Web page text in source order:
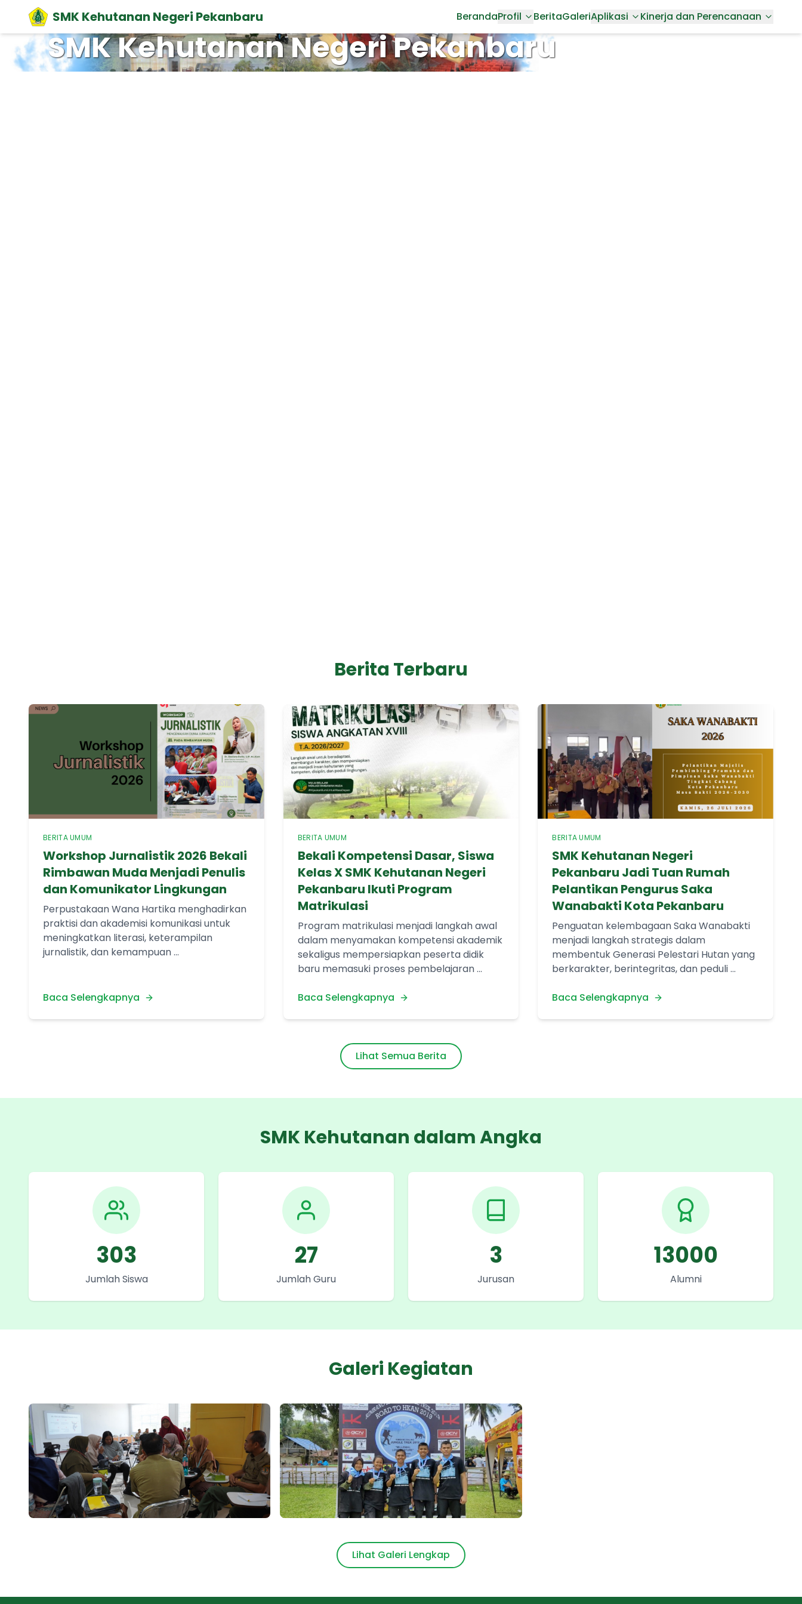
SMK Kehutanan Negeri Pekanbaru BerandaProfil BeritaGaleriAplikasi Kinerja dan Perencanaan
SMK Kehutanan Negeri Pekanbaru
Berita Terbaru
BERITA UMUM
Workshop Jurnalistik 2026 Bekali
Rimbawan Muda Menjadi Penulis
dan Komunikator Lingkungan
Perpustakaan Wana Hartika menghadirkan
praktisi dan akademisi komunikasi untuk
meningkatkan literasi, keterampilan
jurnalistik, dan kemampuan ...
Baca Selengkapnya
BERITA UMUM
Bekali Kompetensi Dasar, Siswa
Kelas X SMK Kehutanan Negeri
Pekanbaru Ikuti Program
Matrikulasi
Program matrikulasi menjadi langkah awal
dalam menyamakan kompetensi akademik
sekaligus mempersiapkan peserta didik
baru memasuki proses pembelajaran ...
Baca Selengkapnya
BERITA UMUM
SMK Kehutanan Negeri
Pekanbaru Jadi Tuan Rumah
Pelantikan Pengurus Saka
Wanabakti Kota Pekanbaru
Penguatan kelembagaan Saka Wanabakti
menjadi langkah strategis dalam
membentuk Generasi Pelestari Hutan yang
berkarakter, berintegritas, dan peduli ...
Baca Selengkapnya
Lihat Semua Berita
SMK Kehutanan dalam Angka
303
Jumlah Siswa
27
Jumlah Guru
3
Jurusan
13000
Alumni
Galeri Kegiatan
SMK Kehutanan Negeri Pekanbaru
Lihat Galeri Lengkap